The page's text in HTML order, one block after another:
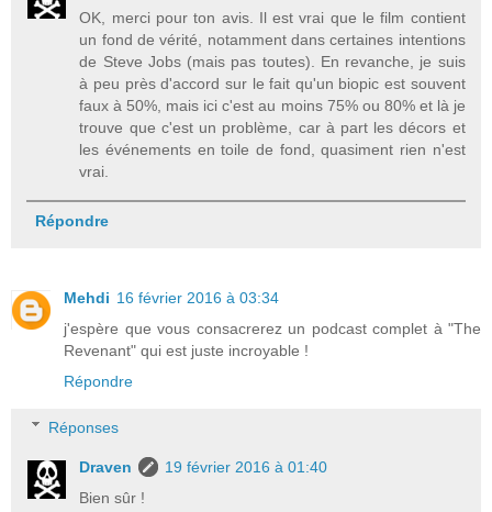
OK, merci pour ton avis. Il est vrai que le film contient
un fond de vérité, notamment dans certaines intentions
de Steve Jobs (mais pas toutes). En revanche, je suis
à peu près d'accord sur le fait qu'un biopic est souvent
faux à 50%, mais ici c'est au moins 75% ou 80% et là je
trouve que c'est un problème, car à part les décors et
les événements en toile de fond, quasiment rien n'est
vrai.
Répondre
Mehdi 16 février 2016 à 03:34
j'espère que vous consacrerez un podcast complet à "The
Revenant" qui est juste incroyable !
Répondre
Réponses
Draven
19 février 2016 à 01:40
Bien sûr !